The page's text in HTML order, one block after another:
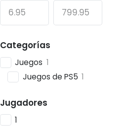
Categorías
Juegos 1
Juegos de PS5 1
Jugadores
1